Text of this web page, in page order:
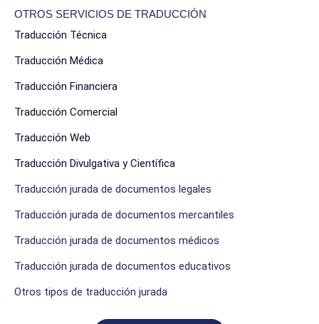
OTROS SERVICIOS DE TRADUCCIÓN
Traducción Técnica
Traducción Médica
Traducción Financiera
Traducción Comercial
Traducción Web
Traducción Divulgativa y Científica
Traducción jurada de documentos legales
Traducción jurada de documentos mercantiles
Traducción jurada de documentos médicos
Traducción jurada de documentos educativos
Otros tipos de traducción jurada